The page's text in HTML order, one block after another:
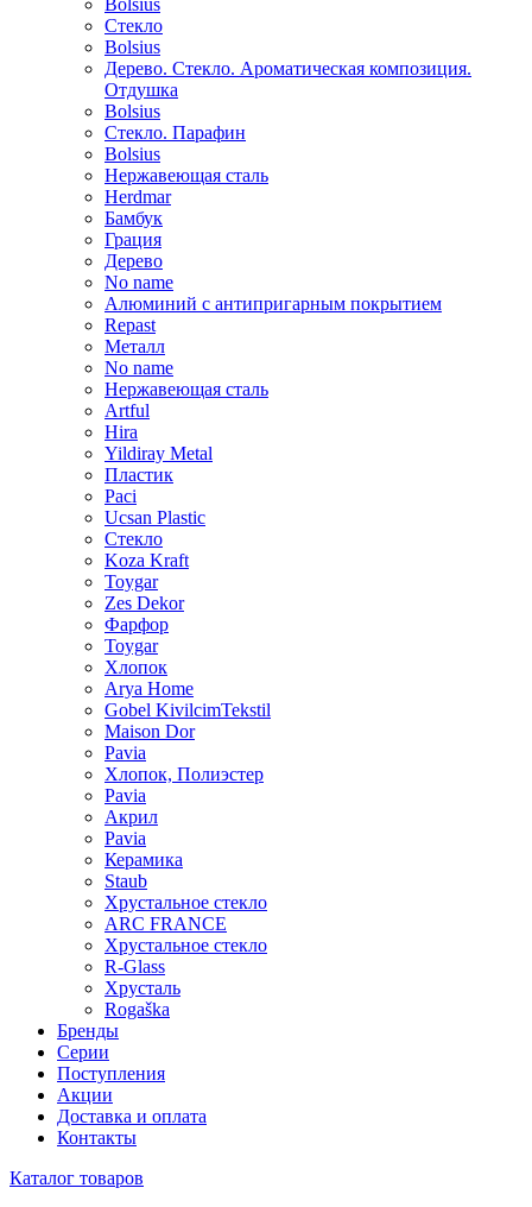
Bolsius
Стекло
Bolsius
Дерево. Стекло. Ароматическая композиция.
Отдушка
Bolsius
Стекло. Парафин
Bolsius
Нержавеющая сталь
Herdmar
Бамбук
Грация
Дерево
No name
Алюминий с антипригарным покрытием
Repast
Металл
No name
Нержавеющая сталь
Artful
Hira
Yildiray Metal
Пластик
Paci
Ucsan Plastic
Стекло
Koza Kraft
Toygar
Zes Dekor
Фарфор
Toygar
Хлопок
Arya Home
Gobel KivilcimTekstil
Maison Dor
Pavia
Хлопок, Полиэстер
Pavia
Акрил
Pavia
Керамика
Staub
Хрустальное стекло
ARC FRANCE
Хрустальное стекло
R-Glass
Хрусталь
Rogaška
Бренды
Серии
Поступления
Акции
Доставка и оплата
Контакты
Каталог товаров